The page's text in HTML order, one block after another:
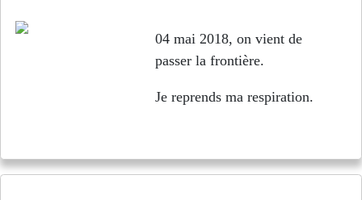
04 mai 2018, on vient de
passer la frontière.
Je reprends ma respiration.